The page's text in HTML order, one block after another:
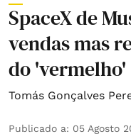
SpaceX de
vendas mas
do 'vermelho'
Tomás Gonçalves
Publicado a: 05 Agosto